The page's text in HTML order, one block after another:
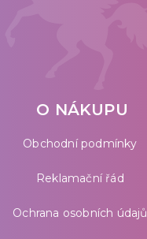
O NÁKUPU
Obchodní podmínky
Reklamační řád
Ochrana osobních údajů